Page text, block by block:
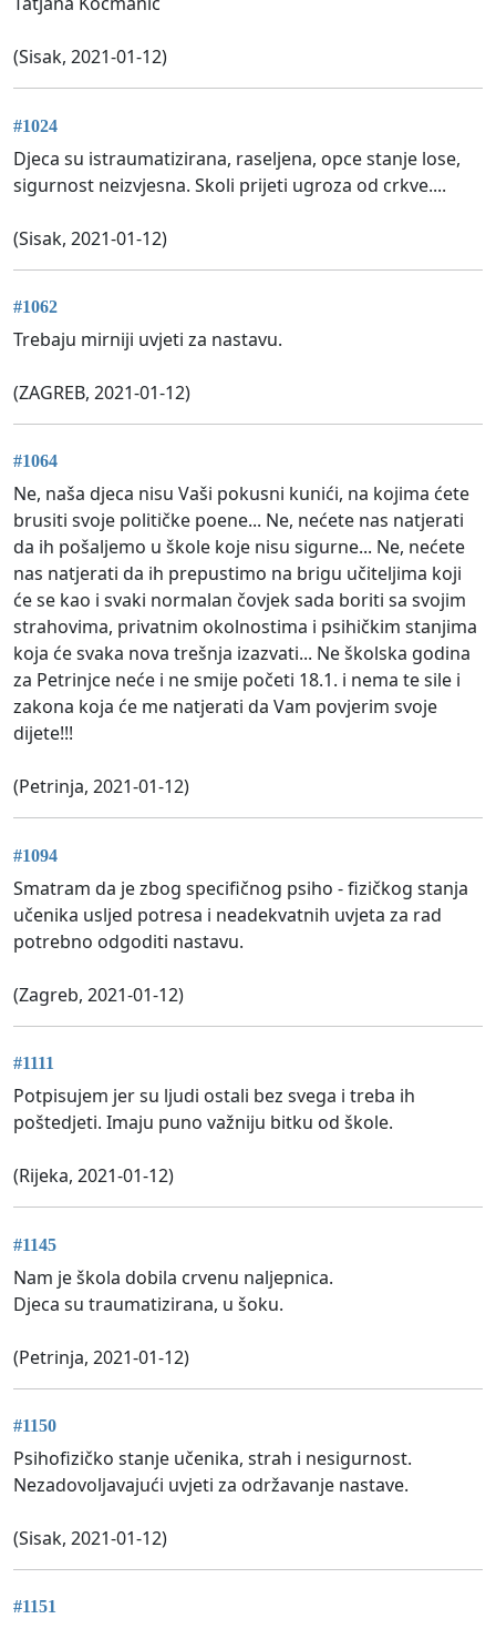
(Sisak, 2021-01-12)
#1024
Djeca su istraumatizirana, raseljena, opce stanje lose,
sigurnost neizvjesna. Skoli prijeti ugroza od crkve....
(Sisak, 2021-01-12)
#1062
Trebaju mirniji uvjeti za nastavu.
(ZAGREB, 2021-01-12)
#1064
Ne, naša djeca nisu Vaši pokusni kunići, na kojima ćete
brusiti svoje političke poene... Ne, nećete nas natjerati
da ih pošaljemo u škole koje nisu sigurne... Ne, nećete
nas natjerati da ih prepustimo na brigu učiteljima koji
će se kao i svaki normalan čovjek sada boriti sa svojim
strahovima, privatnim okolnostima i psihičkim stanjima
koja će svaka nova trešnja izazvati... Ne školska godina
za Petrinjce neće i ne smije početi 18.1. i nema te sile i
zakona koja će me natjerati da Vam povjerim svoje
dijete!!!
(Petrinja, 2021-01-12)
#1094
Smatram da je zbog specifičnog psiho - fizičkog stanja
učenika usljed potresa i neadekvatnih uvjeta za rad
potrebno odgoditi nastavu.
(Zagreb, 2021-01-12)
#1111
Potpisujem jer su ljudi ostali bez svega i treba ih
poštedjeti. Imaju puno važniju bitku od škole.
(Rijeka, 2021-01-12)
#1145
Nam je škola dobila crvenu naljepnica.
Djeca su traumatizirana, u šoku.
(Petrinja, 2021-01-12)
#1150
Psihofizičko stanje učenika, strah i nesigurnost.
Nezadovoljavajući uvjeti za održavanje nastave.
(Sisak, 2021-01-12)
#1151